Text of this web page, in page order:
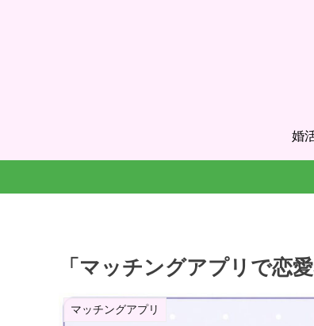
婚
「マッチングアプリで恋
マッチングアプリ